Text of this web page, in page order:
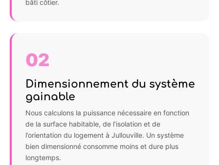
bâti côtier.
02
Dimensionnement du système
gainable
Nous calculons la puissance nécessaire en fonction
de la surface habitable, de l’isolation et de
l’orientation du logement à Jullouville. Un système
bien dimensionné consomme moins et dure plus
longtemps.